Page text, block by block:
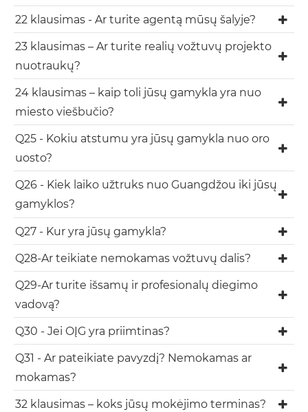
22 klausimas - Ar turite agentą mūsų šalyje?
23 klausimas – Ar turite realių vožtuvų projekto
nuotraukų?
24 klausimas – kaip toli jūsų gamykla yra nuo
miesto viešbučio?
Q25 - Kokiu atstumu yra jūsų gamykla nuo oro
uosto?
Q26 - Kiek laiko užtruks nuo Guangdžou iki jūsų
gamyklos?
Q27 - Kur yra jūsų gamykla?
Q28-Ar teikiate nemokamas vožtuvų dalis?
Q29-Ar turite išsamų ir profesionalų diegimo
vadovą?
Q30 - Jei OĮG yra priimtinas?
Q31 - Ar pateikiate pavyzdį? Nemokamas ar
mokamas?
32 klausimas – koks jūsų mokėjimo terminas?